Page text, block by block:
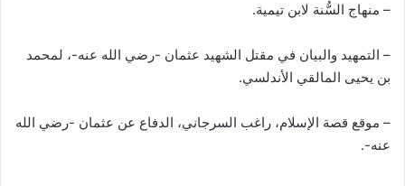
– منهاج السُّنة لابن تيمية.
– التمهيد والبيان في مقتل الشهيد عثمان -رضي الله عنه-، لمحمد
بن يحيى المالقي الأندلسي.
– موقع قصة الإسلام، راغب السرجاني، الدفاع عن عثمان -رضي الله
عنه-.